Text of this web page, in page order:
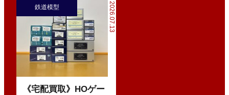
2026.07.13
鉄道模型
《宅配買取》HOゲー